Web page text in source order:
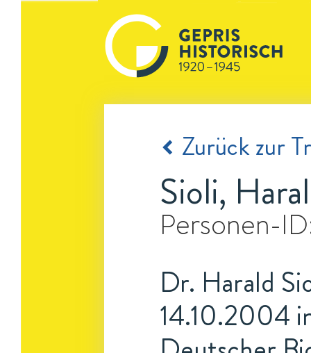
Zurück zur
Sioli,
Personen-
Dr. Harald
14.10.2004